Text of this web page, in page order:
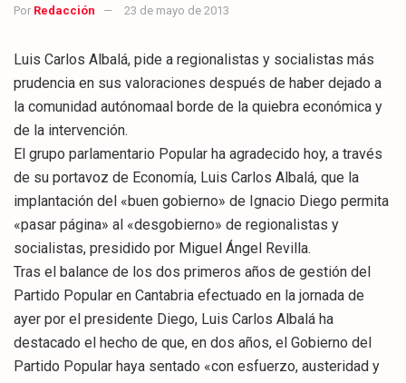
Por Redacción 23 de mayo de 2013
Luis Carlos Albalá, pide a regionalistas y socialistas más
prudencia en sus valoraciones después de haber dejado a
la comunidad autónomaal borde de la quiebra económica y
de la intervención.
El grupo parlamentario Popular ha agradecido hoy, a través
de su portavoz de Economía, Luis Carlos Albalá, que la
implantación del «buen gobierno» de Ignacio Diego permita
«pasar página» al «desgobierno» de regionalistas y
socialistas, presidido por Miguel Ángel Revilla.
Tras el balance de los dos primeros años de gestión del
Partido Popular en Cantabria efectuado en la jornada de
ayer por el presidente Diego, Luis Carlos Albalá ha
destacado el hecho de que, en dos años, el Gobierno del
Partido Popular haya sentado «con esfuerzo, austeridad y